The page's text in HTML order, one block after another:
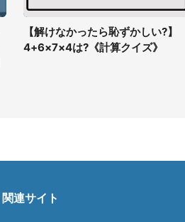
【解けなかったら恥ずかしい?】
4+6×7×4は?《計算クイズ》
関連サイト